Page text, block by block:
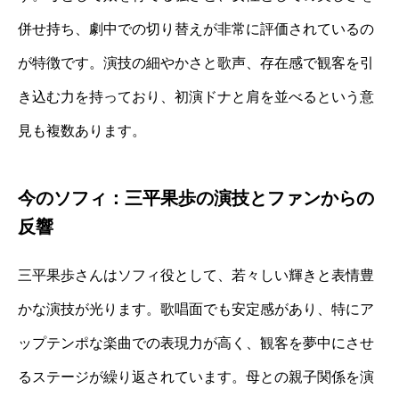
併せ持ち、劇中での切り替えが非常に評価されているの
が特徴です。演技の細やかさと歌声、存在感で観客を引
き込む力を持っており、初演ドナと肩を並べるという意
見も複数あります。
今のソフィ：三平果歩の演技とファンからの
反響
三平果歩さんはソフィ役として、若々しい輝きと表情豊
かな演技が光ります。歌唱面でも安定感があり、特にア
ップテンポな楽曲での表現力が高く、観客を夢中にさせ
るステージが繰り返されています。母との親子関係を演